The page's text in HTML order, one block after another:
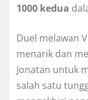
1000 kedua
Duel melawan
menarik dan
Jonatan untuk
salah satu